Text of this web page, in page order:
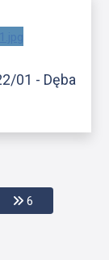
01 - Dęba
do następnej
6